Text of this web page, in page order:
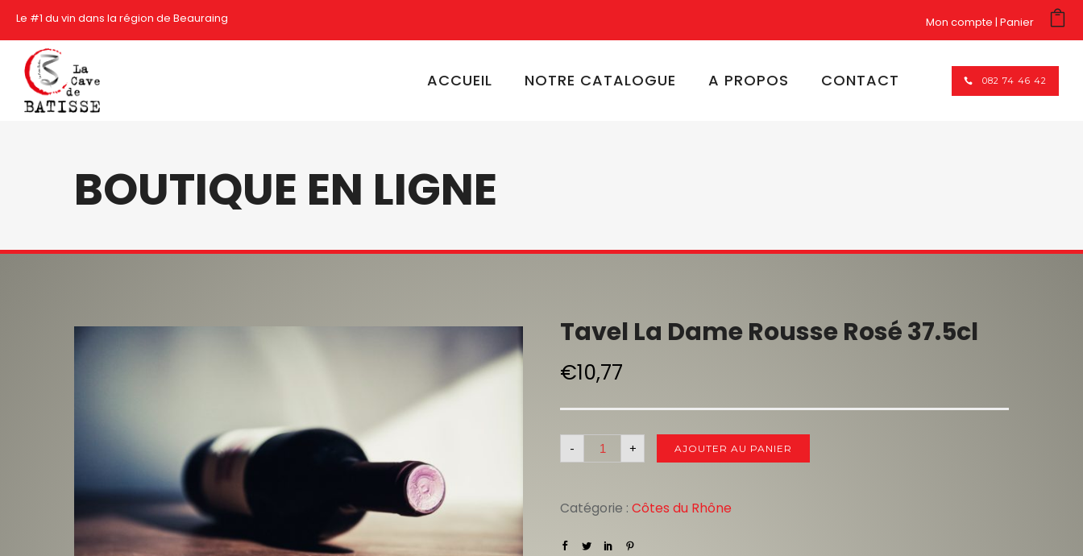
Le #1 du vin dans la région de Beauraing Mon compte Panier
082 74 46 42
ACCUEIL NOTRE CATALOGUE A PROPOS CONTACT
BOUTIQUE EN LIGNE
Tavel La Dame Rousse Rosé 37.5cl
€10,77
- + AJOUTER AU PANIER
Catégorie :Côtes du Rhône